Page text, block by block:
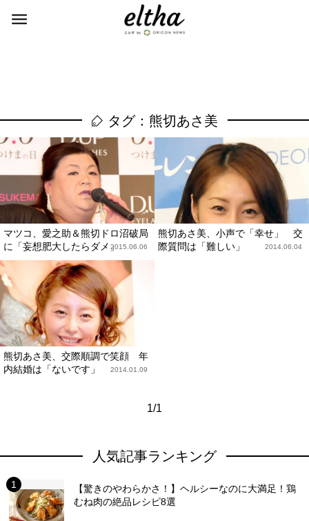
タグ：熊切あさ美
マツコ、愛之助＆熊切ドロ沼破局
に「妄想肥大したらダメ」2015.06.06
熊切あさ美、小声で「幸せ」 交
際質問は「難しい」
2014.06.04
熊切あさ美、交際順調で笑顔 年
内結婚は「ないです」
2014.01.09
1/1
人気記事ランキング
【驚きのやわらかさ！】ヘルシーなのに大満足！鶏
むね肉の絶品レシピ8選